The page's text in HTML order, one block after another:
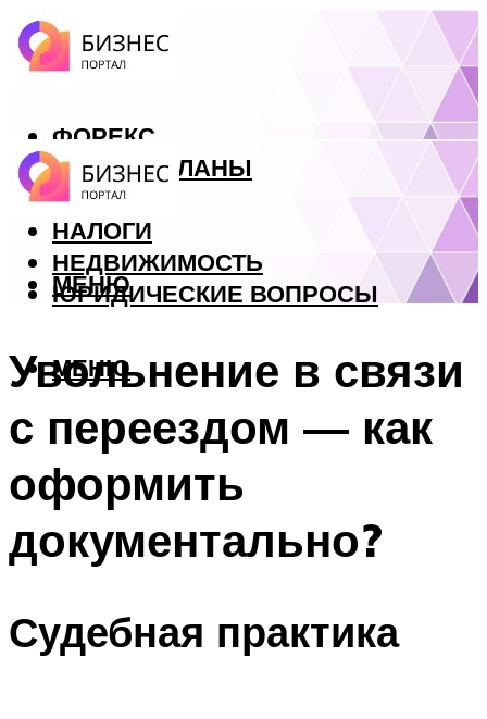
ФОРЕКС
БИЗНЕС ПЛАНЫ
КРЕДИТЫ
НАЛОГИ
НЕДВИЖИМОСТЬ
ЮРИДИЧЕСКИЕ ВОПРОСЫ
МЕНЮ
МЕНЮ
Увольнение в связи
с переездом — как
оформить
документально?
Судебная практика